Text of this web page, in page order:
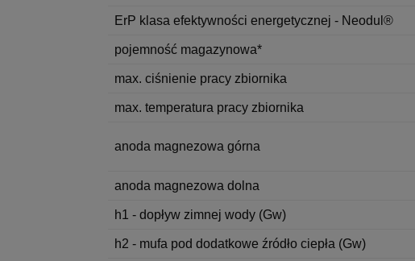
ErP klasa efektywności energetycznej - Neodul®
pojemność magazynowa*
max. ciśnienie pracy zbiornika
max. temperatura pracy zbiornika
anoda magnezowa górna
anoda magnezowa dolna
h1 - dopływ zimnej wody (Gw)
h2 - mufa pod dodatkowe źródło ciepła (Gw)